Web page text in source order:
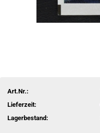
Art.Nr.:
Lieferzeit:
Lagerbestand: